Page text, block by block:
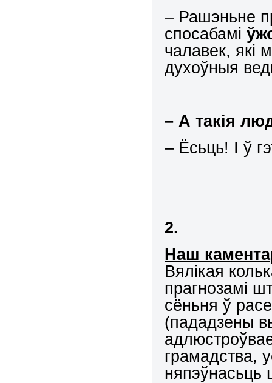
– Рашэньне
спосабамі
чалавек, які
духоўныя
– А такія
– Ёсьць! І ў
2.
Наш
Вялікая
прагнозамі
сёньня ў
(пададзены
грамадства,